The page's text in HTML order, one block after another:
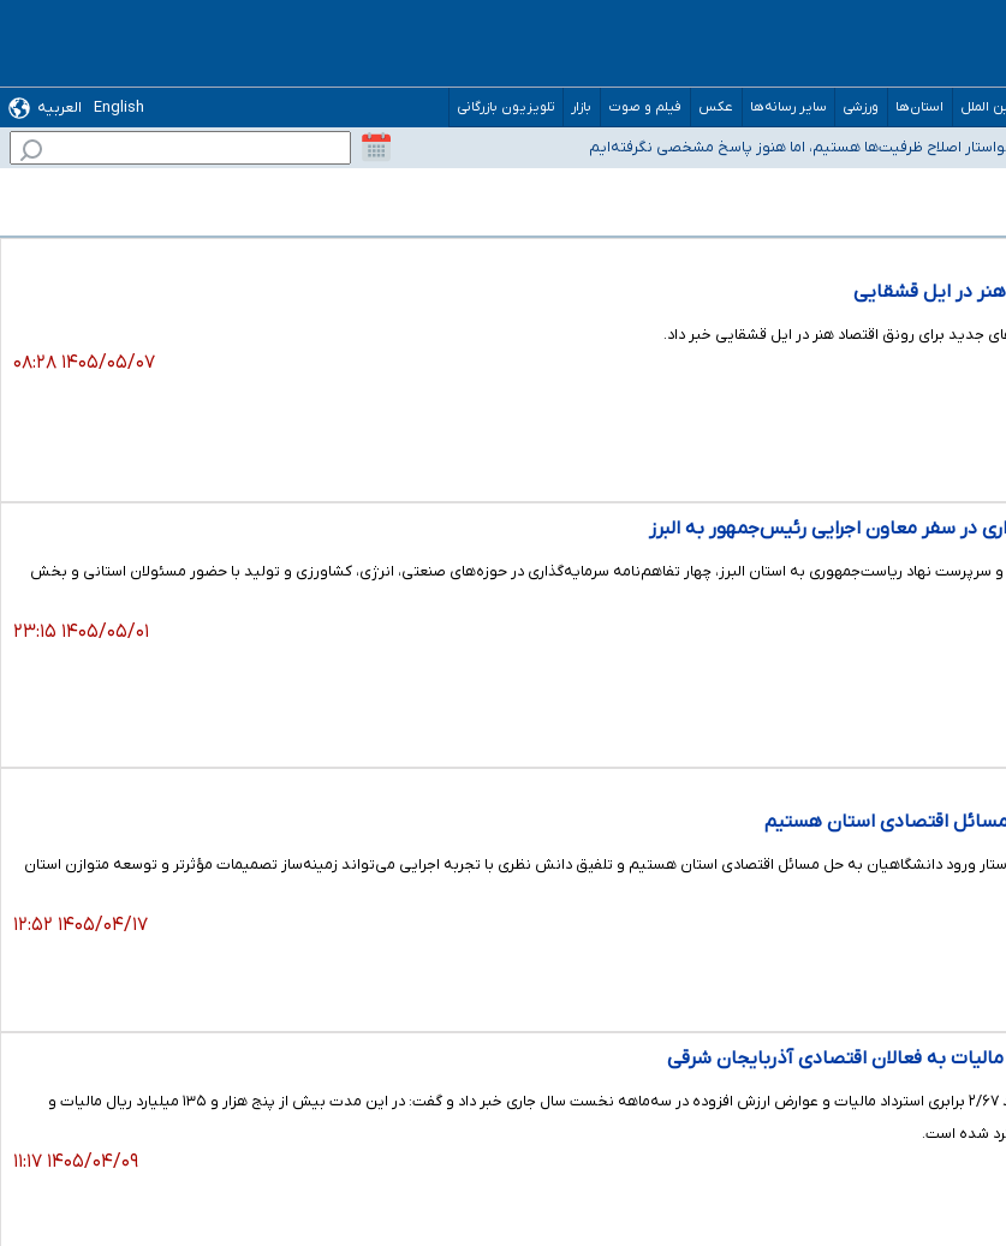
الملل استان‌ها ورزشی سایر رسانه‌ها عکس فیلم و صوت بازار تلویزیون بازرگانی English
العربیه
آستانه هشدار
هنر در ایل قشقایی
جدید برای رونق اقتصاد هنر در ایل قشقایی خبر داد.
۱۴۰۵/۰۵/۰۷ ۰۸:۲۸
در سفر معاون اجرایی رئیس‌جمهور به البرز
نهاد ریاست‌جمهوری به استان البرز، چهار تفاهم‌نامه سرمایه‌گذاری در حوزه‌های صنعتی، انرژی، کشاورزی و تولید با حضور مسئولان استانی و بخش
۱۴۰۵/۰۵/۰۱ ۲۳:۱۵
اقتصادی استان هستیم
ورود دانشگاهیان به حل مسائل اقتصادی استان هستیم و تلفیق دانش نظری با تجربه اجرایی می‌تواند زمینه‌ساز تصمیمات مؤثرتر و توسعه متوازن استان
۱۴۰۵/۰۴/۱۷ ۱۲:۵۲
مدیرکل امور مالیاتی آذربایجان‌شرقی از رشد ۲/۶۷ برابری استرداد مالیات و عوارض ارزش افزوده در سه‌ماهه نخست سال جاری خبر داد و گفت: در این مدت بیش از پنج هزار و ۱۳۵ میلیارد ریال مالیات و
شده است.
۱۴۰۵/۰۴/۰۹ ۱۱:۱۷